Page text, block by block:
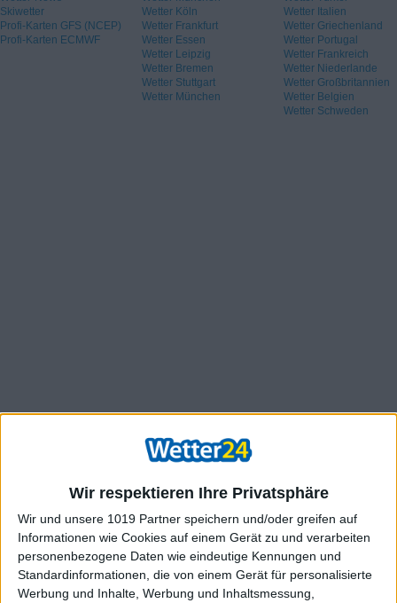
Wir respektieren Ihre Privatsphäre
Wir und unsere 1019 Partner speichern und/oder greifen auf
Informationen wie Cookies auf einem Gerät zu und verarbeiten
personenbezogene Daten wie eindeutige Kennungen und
Standardinformationen, die von einem Gerät für personalisierte
Werbung und Inhalte, Werbung und Inhaltsmessung,
Skiwetter
Profi-Karten GFS (NCEP)
Profi-Karten ECMWF
Wetter Köln
Wetter Frankfurt
Wetter Essen
Wetter Leipzig
Wetter Bremen
Wetter Stuttgart
Wetter München
Wetter Italien
Wetter Griechenland
Wetter Portugal
Wetter Frankreich
Wetter Niederlande
Wetter Großbritannien
Wetter Belgien
Wetter Schweden